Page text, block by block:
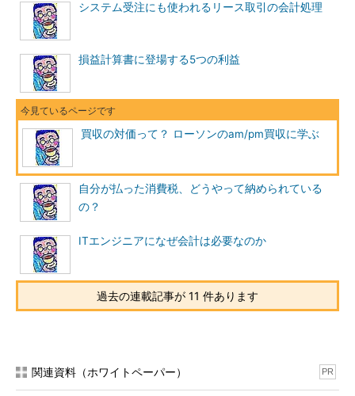
139億円を補填できるほどの含み益のある資産はないと想像され
ます。
そんな財務状況にあるam/pmですから、レックス・ホールデ
ィングスからすると、これから先、負債を吹き飛ばすような大儲
けができる期待もそう大きくなく、支配権を買い取ってくれる先
を探していたのです。
そういった状況で、ローソンが買い取りに名乗りをあげたので
す。ローソンとしても、am/pmは借金の方が大きい会社ですか
ら、大幅なディスカウントを要求し、以下のような取引条件で合
意されました（厳密にいうともっとややこしいですが、実質的に
は以下のように考えられます）。
*** 一部省略されたコンテンツがあります。
上記の取引は一体のものと考えるべきで、ローソンはam/pm
は損をする取引ですが、このまま事業継続を続けるともっと損失
システム受注にも使われるリース取引の会計処理
損益計算書に登場する5つの利益
買収の対価って？ ローソンのam/pm買収に学ぶ
自分が払った消費税、どうやって納められている
の？
ITエンジニアになぜ会計は必要なのか
過去の連載記事が 11 件あります
関連資料（ホワイトペーパー） PR